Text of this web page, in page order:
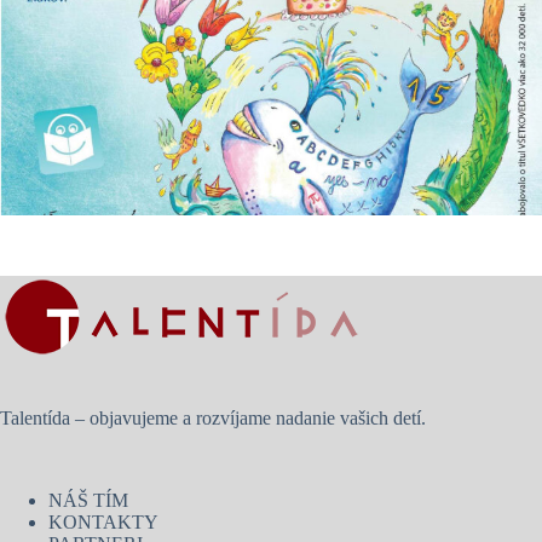
Talentída – objavujeme a rozvíjame nadanie vašich detí.
NÁŠ TÍM
KONTAKTY